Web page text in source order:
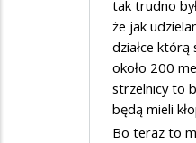
tak trudno
że jak
działce którą
około 200
strzelnicy to
będą mieli
Bo teraz to